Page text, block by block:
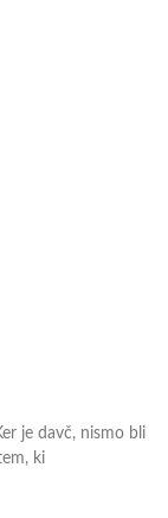
je davč, nismo bli
ki